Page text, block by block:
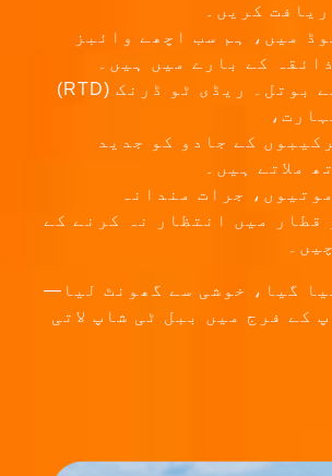
کے بارے میں ہیں۔
کے جادو کو جدید
ملاتے ہیں۔
جرات مندانہ
قطار میں انتظار نہ کرنے کے
گیا، خوشی سے گھونٹ لیا—